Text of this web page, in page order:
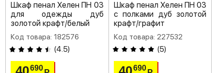
Шкаф пенал Хелен ПН 03
для одежды дуб
золотой крафт/белый
Код товара: 182576
(4.5)
690
Шкаф пенал Хелен ПН 03
с полками дуб золотой
крафт/графит
Код товара: 227532
(5)
690